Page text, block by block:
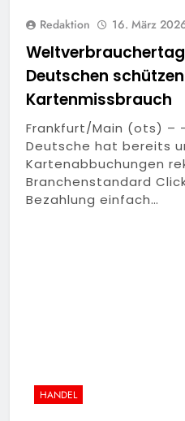
Redaktion 16. März
Deutschen
Kartenmissbrauch
Frankfurt/Main (ots) –
Deutsche hat bereits
Kartenabbuchungen
Branchenstandard
Bezahlung einfach…
HANDEL